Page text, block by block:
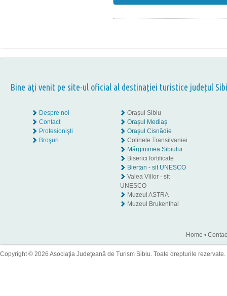
Bine aţi venit pe site-ul oficial al destinației turistice județul
Despre noi
Contact
Profesionişti
Broşuri
Oraşul Sibiu
Oraşul Mediaş
Oraşul Cisnădie
Colinele Transilvaniei
Mărginimea Sibiului
Biserici fortificate
Biertan - sit UNESCO
Valea Viilor - sit
UNESCO
Muzeul ASTRA
Muzeul Brukenthal
Home •
Copyright © 2026 Asociaţia Judeţeană de Turism Sibiu. Toate drepturile rezervate.